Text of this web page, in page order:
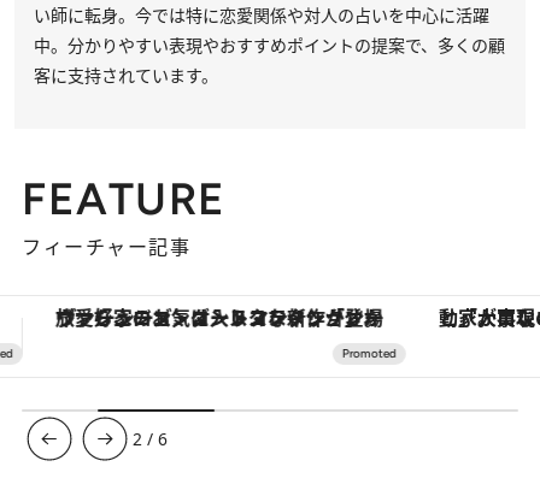
い師に転身。今では特に恋愛関係や対人の占いを中心に活躍
中。分かりやすい表現やおすすめポイントの提案で、多くの顧
客に支持されています。
FEATURE
フィーチャー記事
「大事なのは地域の意識を変えること」。ロレックス賞受賞の自然保護活動家が実現させたナイジェリアの自然環境の復活
3 /6